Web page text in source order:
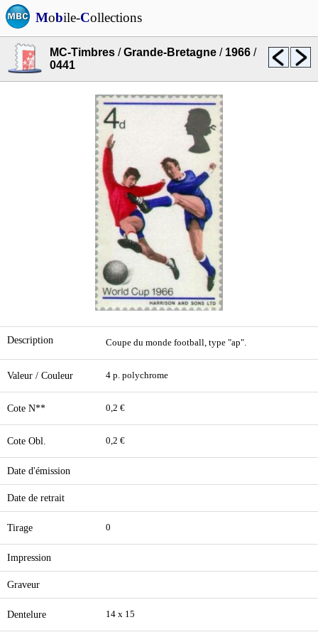
Mobile-Collections
MC-Timbres /Grande-Bretagne / 1966 /
0441
Description Coupe du monde football, type "ap".
Valeur / Couleur 4 p. polychrome
Cote N** 0,2 €
Cote Obl. 0,2 €
Date d'émission
Date de retrait
Tirage 0
Impression
Graveur
Dentelure 14 x 15